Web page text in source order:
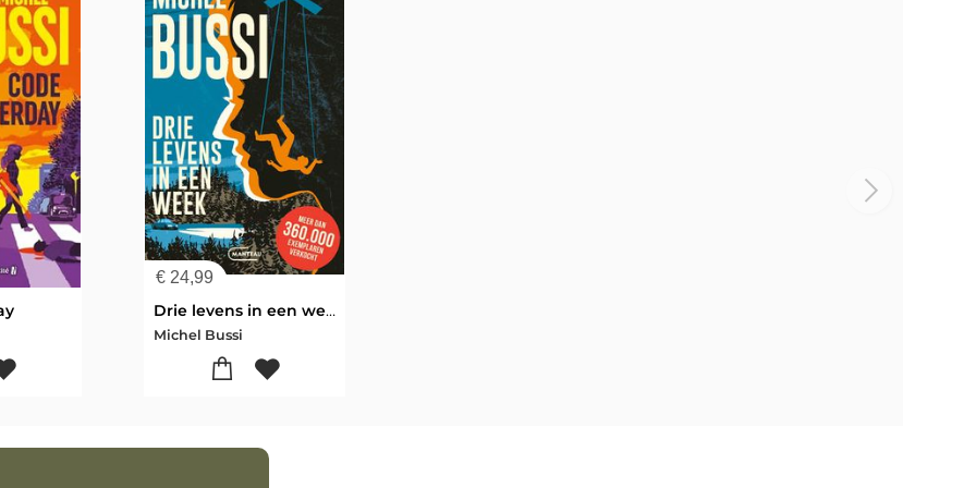
€24,99
Drie levens in een week
Michel Bussi